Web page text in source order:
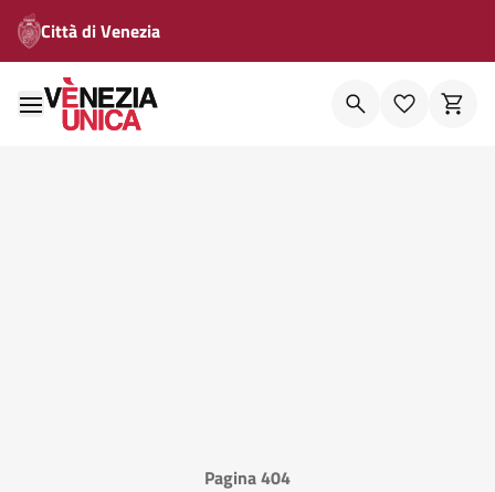
Città di Venezia
Pagina 404